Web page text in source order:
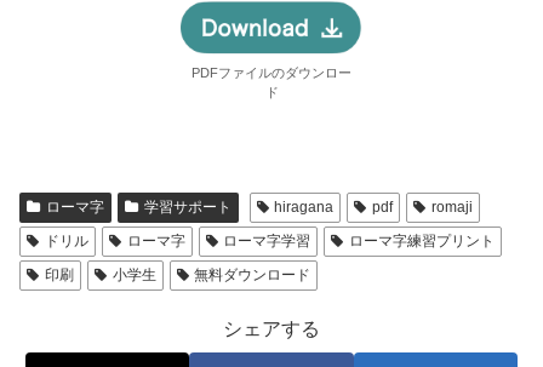
PDFファイルのダウンロー
ド
ローマ字 学習サポート hiragana pdf
romaji
ドリル
ローマ字 ローマ字学習
ローマ字練習プリント
印刷
小学生 無料ダウンロード
シェアする